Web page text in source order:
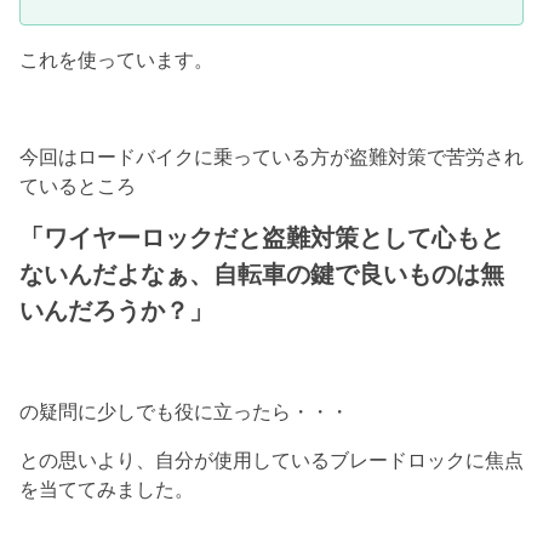
これを使っています。
今回はロードバイクに乗っている方が盗難対策で苦労され
ているところ
「ワイヤーロックだと盗難対策として心もと
ないんだよなぁ、自転車の鍵で良いものは無
いんだろうか？」
の疑問に少しでも役に立ったら・・・
との思いより、自分が使用しているブレードロックに焦点
を当ててみました。